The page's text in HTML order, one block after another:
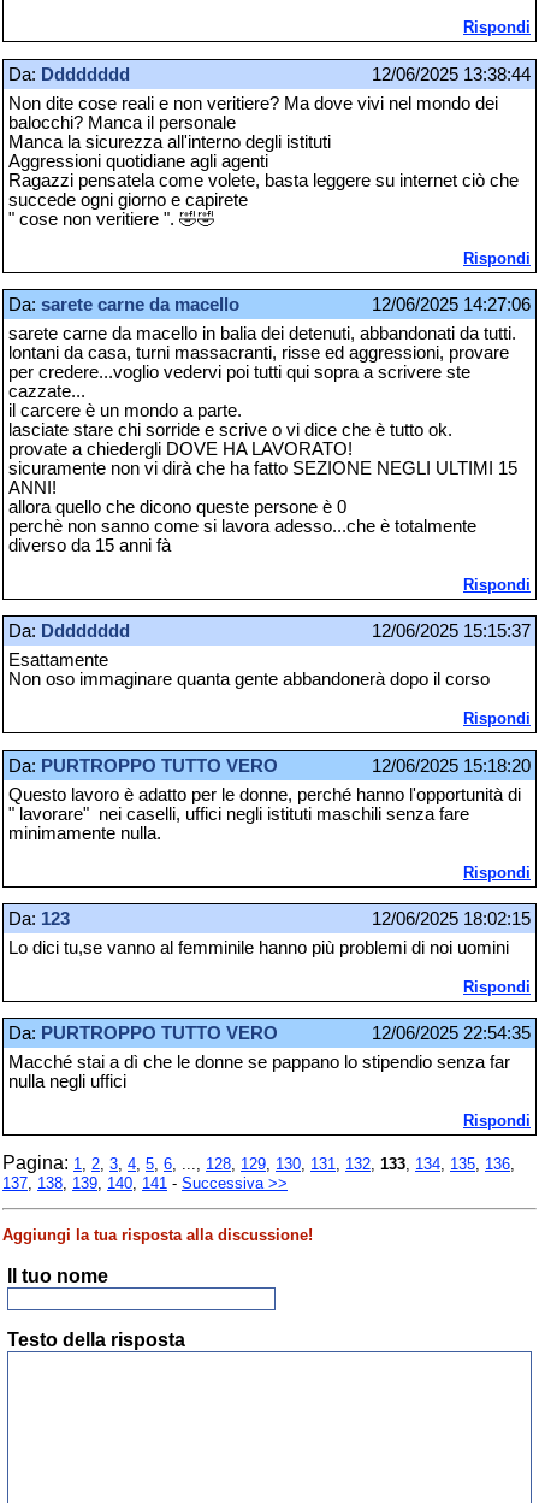
Rispondi
Da: Dddddddd
12/06/2025 13:38:44
Non dite cose reali e non veritiere? Ma dove vivi nel mondo dei
balocchi? Manca il personale
Manca la sicurezza all'interno degli istituti
Aggressioni quotidiane agli agenti
Ragazzi pensatela come volete, basta leggere su internet ciò che
succede ogni giorno e capirete
" cose non veritiere ". 🤣🤣
Rispondi
Da: sarete carne da macello
12/06/2025 14:27:06
sarete carne da macello in balia dei detenuti, abbandonati da tutti.
lontani da casa, turni massacranti, risse ed aggressioni, provare
per credere...voglio vedervi poi tutti qui sopra a scrivere ste
cazzate...
il carcere è un mondo a parte.
lasciate stare chi sorride e scrive o vi dice che è tutto ok.
provate a chiedergli DOVE HA LAVORATO!
sicuramente non vi dirà che ha fatto SEZIONE NEGLI ULTIMI 15
ANNI!
allora quello che dicono queste persone è 0
perchè non sanno come si lavora adesso...che è totalmente
diverso da 15 anni fà
Rispondi
Da: Dddddddd
12/06/2025 15:15:37
Esattamente
Non oso immaginare quanta gente abbandonerà dopo il corso
Rispondi
Da: PURTROPPO TUTTO VERO
12/06/2025 15:18:20
Questo lavoro è adatto per le donne, perché hanno l'opportunità di
" lavorare" nei caselli, uffici negli istituti maschili senza fare
minimamente nulla.
Rispondi
Da: 123
12/06/2025 18:02:15
Lo dici tu,se vanno al femminile hanno più problemi di noi uomini
Rispondi
Da: PURTROPPO TUTTO VERO
12/06/2025 22:54:35
Macché stai a dì che le donne se pappano lo stipendio senza far
nulla negli uffici
Rispondi
Pagina: 1 2 3 4 5 6 128 129 130 131 132 133 134 135 136
137 138 139 140 141 - Successiva >>
Aggiungi la tua risposta alla discussione!
Il tuo nome
Testo della risposta